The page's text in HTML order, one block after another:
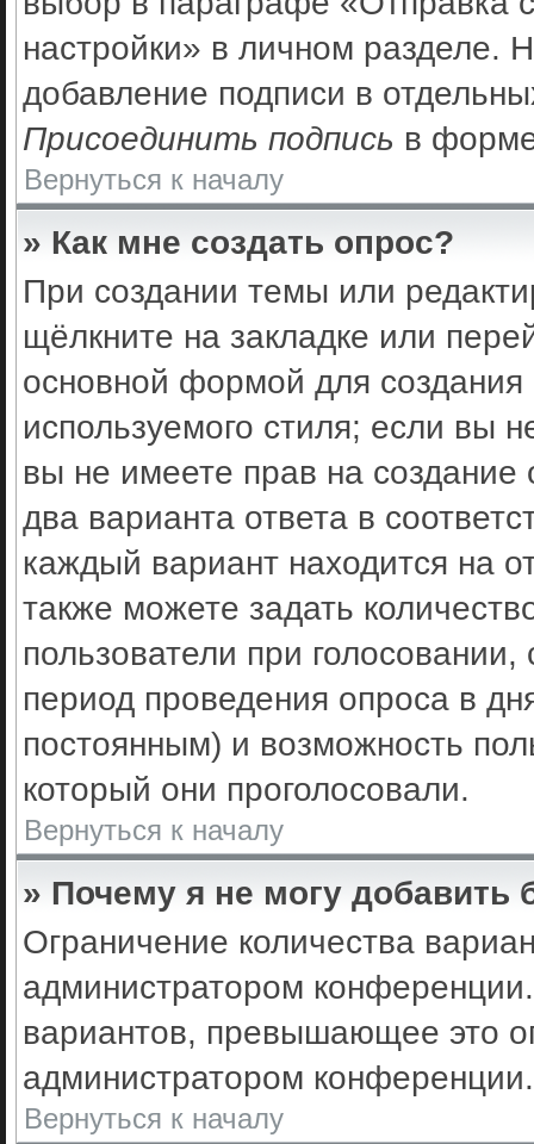
настройки» в личном разделе.
добавление подписи в
Присоединить подпись в
Вернуться к началу
» Как мне создать опрос?
При создании темы или
щёлкните на закладке или
основной формой для
используемого стиля; если вы
вы не имеете прав на
два варианта ответа в
каждый вариант находится на
также можете задать
пользователи при
период проведения опроса в
постоянным) и возможность
который они проголосовали.
Вернуться к началу
» Почему я не могу добавить
Ограничение количества
администратором
вариантов, превышающее это
администратором конференции.
Вернуться к началу